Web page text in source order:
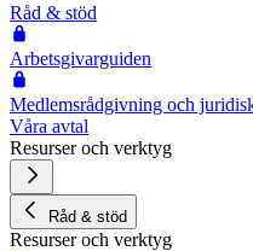
Råd & stöd
Arbetsgivarguiden
Medlemsrådgivning och
Våra avtal
Resurser och verktyg
Råd & stöd
Resurser och verktyg